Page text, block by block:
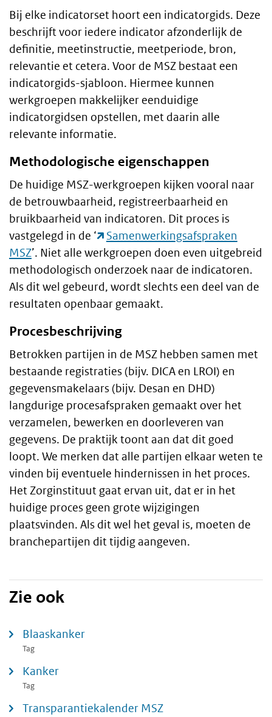
Bij elke indicatorset hoort een indicatorgids. Deze
beschrijft voor iedere indicator afzonderlijk de
definitie, meetinstructie, meetperiode, bron,
relevantie et cetera. Voor de MSZ bestaat een
indicatorgids-sjabloon. Hiermee kunnen
werkgroepen makkelijker eenduidige
indicatorgidsen opstellen, met daarin alle
relevante informatie.
Methodologische eigenschappen
De huidige MSZ-werkgroepen kijken vooral naar
de betrouwbaarheid, registreerbaarheid en
bruikbaarheid van indicatoren. Dit proces is
vastgelegd in de ‘
Samenwerkingsafspraken
MSZ’. Niet alle werkgroepen doen even uitgebreid
methodologisch onderzoek naar de indicatoren.
Als dit wel gebeurd, wordt slechts een deel van de
resultaten openbaar gemaakt.
Procesbeschrijving
Betrokken partijen in de MSZ hebben samen met
bestaande registraties (bijv. DICA en LROI) en
gegevensmakelaars (bijv. Desan en DHD)
langdurige procesafspraken gemaakt over het
verzamelen, bewerken en doorleveren van
gegevens. De praktijk toont aan dat dit goed
loopt. We merken dat alle partijen elkaar weten te
vinden bij eventuele hindernissen in het proces.
Het Zorginstituut gaat ervan uit, dat er in het
huidige proces geen grote wijzigingen
plaatsvinden. Als dit wel het geval is, moeten de
branchepartijen dit tijdig aangeven.
Zie ook
Blaaskanker
Tag
Kanker
Tag
Transparantiekalender MSZ